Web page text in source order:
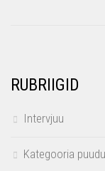
RUBRIIGID
Intervjuu
Kategooria